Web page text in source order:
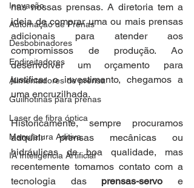
Inovação
Automação de Prenas
Desbobinadores
Endireitadores
Alimentadores de prensa
Guilhotinas para prenas
Laser de fibra óptica
Manufatura Aditiva
IA Inteligência Artificial
nas nossas prensas. A diretoria tem a
ideia de comprar uma ou mais prensas
adicionais para atender aos
compromissos de produção. Ao
desenvolver um orçamento para
justificar o investimento, chegamos a
uma encruzilhada.
Historicamente, sempre procuramos
adquirir prensas mecânicas ou
hidráulicas de boa qualidade, mas
recentemente tomamos contato com a
tecnologia das prensas-servo e